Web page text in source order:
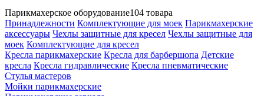
Парикмахерское оборудование104 товара
Принадлежности Комплектующие для моек Парикмахерские
аксессуары Чехлы защитные для кресел Чехлы защитные для
моек Комплектующие для кресел
Кресла парикмахерские Кресла для барбершопа Детские
кресла Кресла гидравлические Кресла пневматические
Стулья мастеров
Мойки парикмахерские